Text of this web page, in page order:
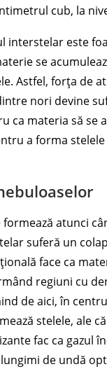
cub, la
interstelar este
se
Astfel, forța de
nori devine
ca materia să se
a forma
formează atunci
suferă un
face ca
regiuni cu
de aici, în
stelele, ale
fac ca gazul
de undă